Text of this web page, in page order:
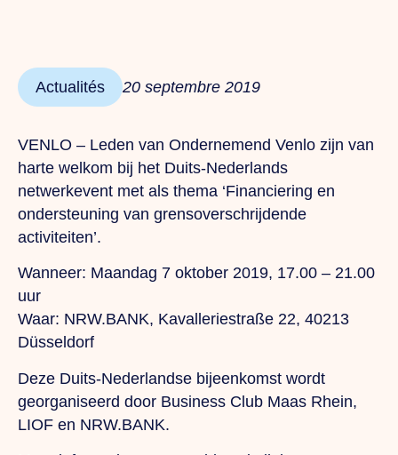
Actualités 20 septembre 2019
VENLO – Leden van Ondernemend Venlo zijn van
harte welkom bij het Duits-Nederlands
netwerkevent met als thema ‘Financiering en
ondersteuning van grensoverschrijdende
activiteiten’.
Wanneer: Maandag 7 oktober 2019, 17.00 – 21.00
uur
Waar: NRW.BANK, Kavalleriestraße 22, 40213
Düsseldorf
Deze Duits-Nederlandse bijeenkomst wordt
georganiseerd door Business Club Maas Rhein,
LIOF en NRW.BANK.